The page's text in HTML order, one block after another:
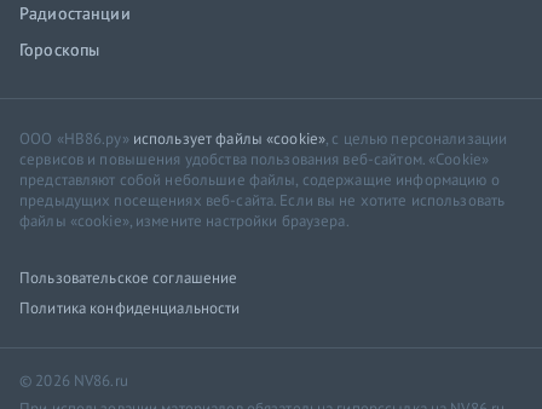
Радиостанции
Гороскопы
ООО «НВ86.ру» использует файлы «cookie», с целью персонализации
сервисов и повышения удобства пользования веб-сайтом. «Cookie»
представляют собой небольшие файлы, содержащие информацию о
предыдущих посещениях веб-сайта. Если вы не хотите использовать
файлы «cookie», измените настройки браузера.
Пользовательское соглашение
Политика конфиденциальности
© 2026 NV86.ru